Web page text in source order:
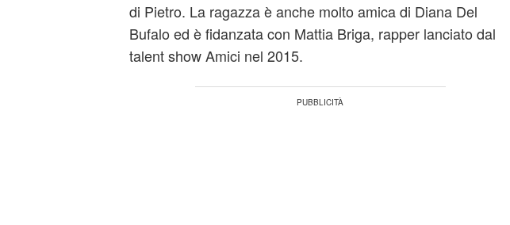
di Pietro. La ragazza è anche molto amica di Diana Del
Bufalo ed è fidanzata con Mattia Briga, rapper lanciato dal
talent show Amici nel 2015.